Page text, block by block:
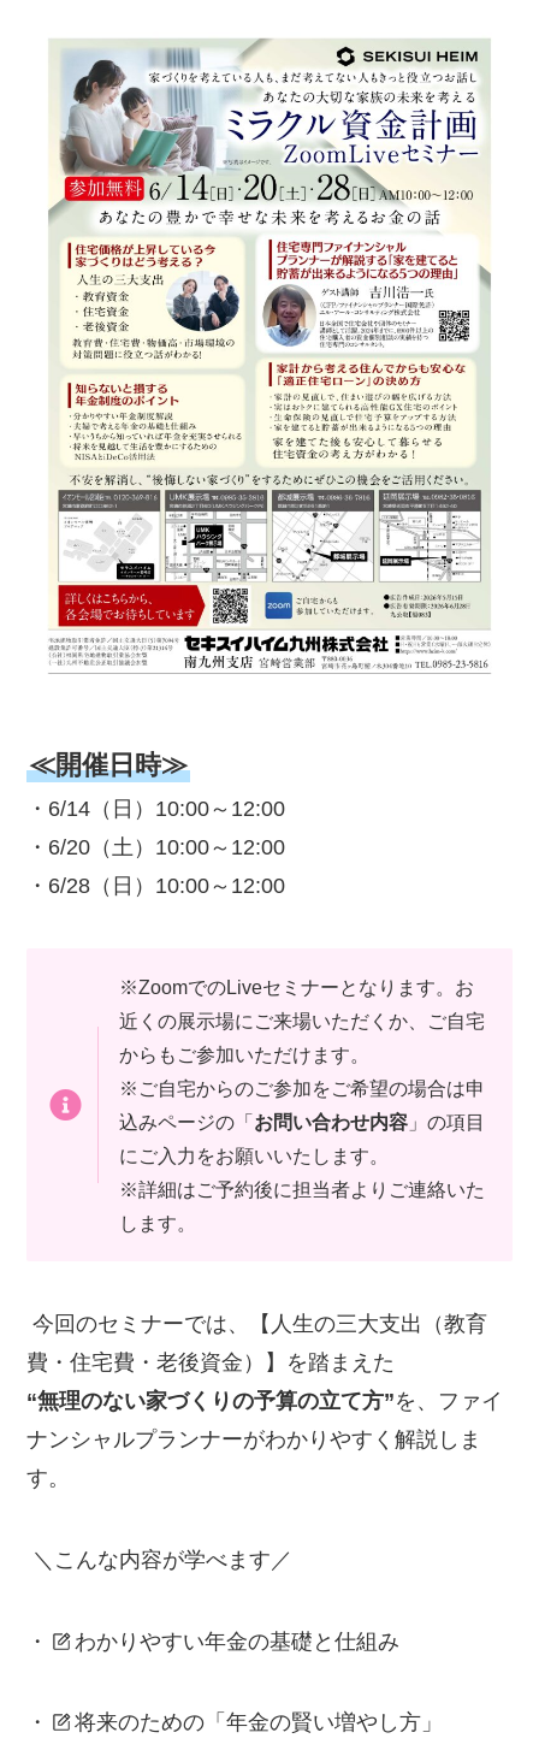
≪開催日時≫
・6/14（日）10:00～12:00
・6/20（土）10:00～12:00
・6/28（日）10:00～12:00
※ZoomでのLiveセミナーとなります。お
近くの展示場にご来場いただくか、ご自宅
からもご参加いただけます。
※ご自宅からのご参加をご希望の場合は申
込みページの「お問い合わせ内容」の項目
にご入力をお願いいたします。
※詳細はご予約後に担当者よりご連絡いた
します。
今回のセミナーでは、【人生の三大支出（教育
費・住宅費・老後資金）】を踏まえた
“無理のない家づくりの予算の立て方”を、ファイ
ナンシャルプランナーがわかりやすく解説しま
す。
＼こんな内容が学べます／
・ わかりやすい年金の基礎と仕組み
・ 将来のための「年金の賢い増やし方」